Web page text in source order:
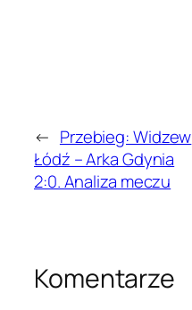
← Przebieg: Widzew
Łódź – Arka Gdynia
2:0. Analiza meczu
Komentarze